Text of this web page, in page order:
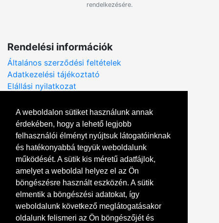
A weboldalon sütiket használunk annak
érdekében, hogy a lehető legjobb
felhasználói élményt nyújtsuk látogatóinknak
és hatékonyabbá tegyük weboldalunk
működését. A sütik kis méretű adatfájlok,
amelyet a weboldal helyez el az Ön
böngészésre használt eszközén. A sütik
elmentik a böngészési adatokat, így
weboldalunk következő meglátogatásakor
oldalunk felismeri az Ön böngészőjét és
rendelkezésére.
Rendelési információk
Általános szerződési feltételek
Adatkezelési tájékoztató
Elállási nyilatkozat
Kapcsolat
Írjon emailt:
karacsonyifaluk.hugmail.com
Nyitvatartás: Előre egyeztetett időpontban
Postacím: 8360 Keszthely Hévízi út 48
Telefonszám: +36204553021
Megnyitás Google Maps-ben